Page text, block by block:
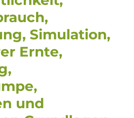
Simulation,
Ernte,
und